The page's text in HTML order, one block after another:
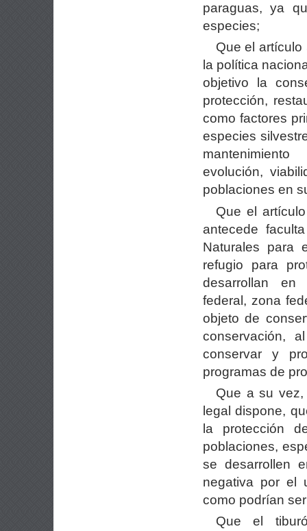
paraguas, ya
especies;
Que el
la política
objetivo la
protección,
como factores
especies
evolución,
poblaciones en
Que el
antecede
Naturales para
refugio para
desarrollan
federal, zona
objeto de
conservación,
conservar y
programas de
Que a su
legal dispone,
la protección
poblaciones,
se desarrollen
negativa por el
como podrían
Que el